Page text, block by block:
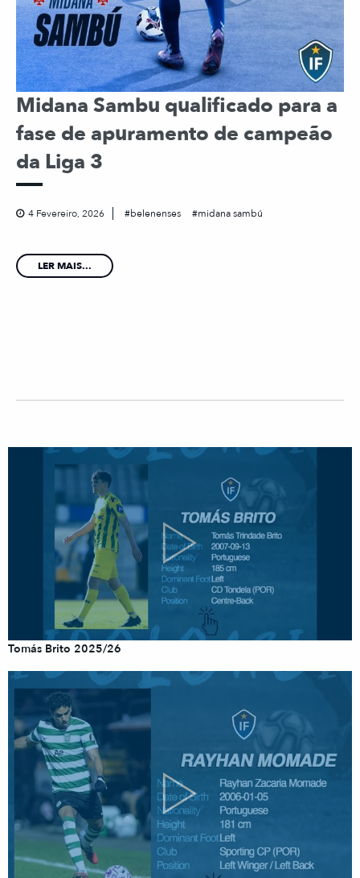
Midana Sambu qualificado para a
fase de apuramento de campeão
da Liga 3
4 Fevereiro, 2026 belenenses midana sambú
LER MAIS...
Tomás Brito 2025/26